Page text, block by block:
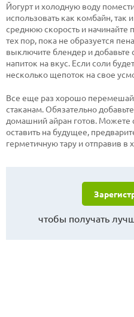
Йогурт и холодную воду
использовать как комбайн,
среднюю скорость и
тех пор, пока не образуется
выключите блендер и добавьте
напиток на вкус. Если соли
несколько щепоток на свое
Все еще раз хорошо
стаканам. Обязательно
домашний айран готов. Можете
оставить на будущее,
герметичную тару и отправив в
чтобы получать